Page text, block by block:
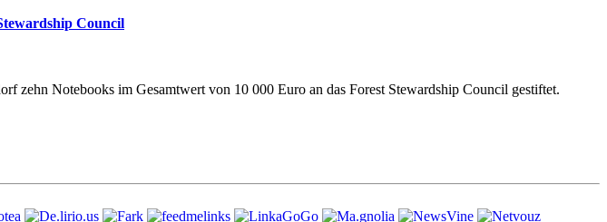
Council
zehn Notebooks im Gesamtwert von 10 000 Euro an das Forest Stewardship Council gestiftet.